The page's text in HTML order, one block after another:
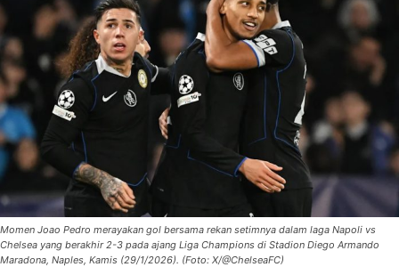
Momen Joao Pedro merayakan gol bersama rekan setimnya dalam laga Napoli vs
Chelsea yang berakhir 2-3 pada ajang Liga Champions di Stadion Diego Armando
Maradona, Naples, Kamis (29/1/2026). (Foto: X/@ChelseaFC)